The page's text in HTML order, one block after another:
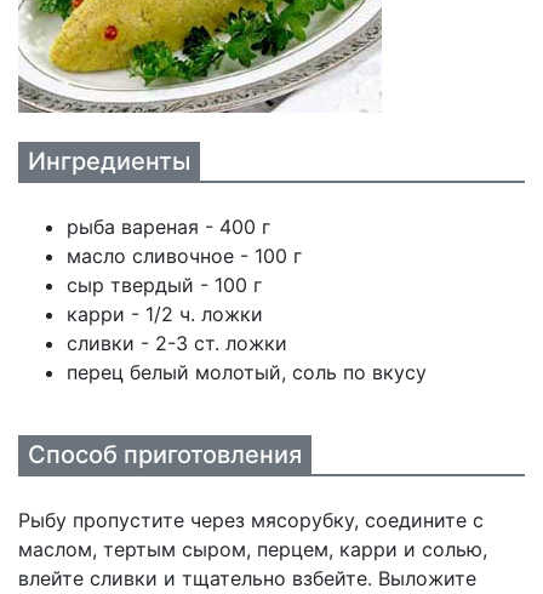
Ингредиенты
рыба вареная - 400 г
масло сливочное - 100 г
сыр твердый - 100 г
карри - 1/2 ч. ложки
сливки - 2-3 ст. ложки
перец белый молотый, соль по вкусу
Способ приготовления
Рыбу пропустите через мясорубку, соедините с
маслом, тертым сыром, перцем, карри и солью,
влейте сливки и тщательно взбейте. Выложите